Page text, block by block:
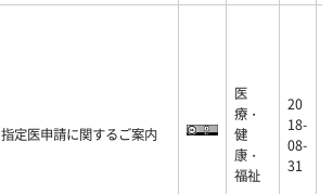
指定医申請に関するご案内
医
療・
健
康・
福祉
20
18-
08-
31